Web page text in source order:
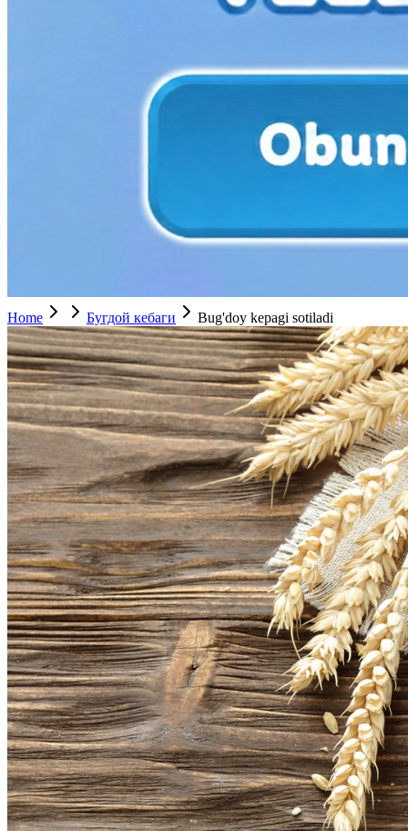
Home Бугдой кебаги Bug'doy kepagi sotiladi